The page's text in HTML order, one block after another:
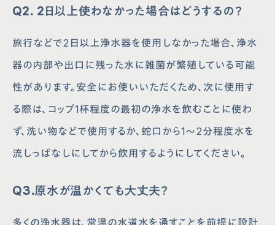
ていただいた…
Q2. 2日以上使わなかった場合はどうするの？
旅行などで2日以上浄水器を使用しなかった場合、浄水
器の内部や出口に残った水に雑菌が繁殖している可能
性があります。安全にお使いいただくため、次に使用す
る際は、コップ1杯程度の最初の浄水を飲むことに使わ
ず、洗い物などで使用するか、蛇口から1～2分程度水を
流しっぱなしにしてから飲用するようにしてください。
Q3.原水が温かくても大丈夫？